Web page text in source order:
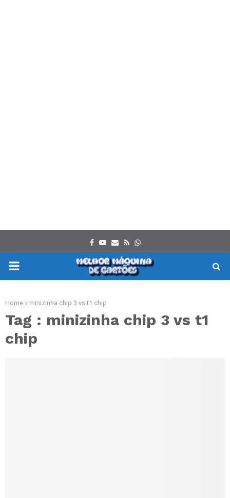
Facebook
Youtube
Email
RssWhatsapp
PRIMARY
Home » minizinha chip 3 vs t1 chip
Tag : minizinha chip 3 vs t1
chip